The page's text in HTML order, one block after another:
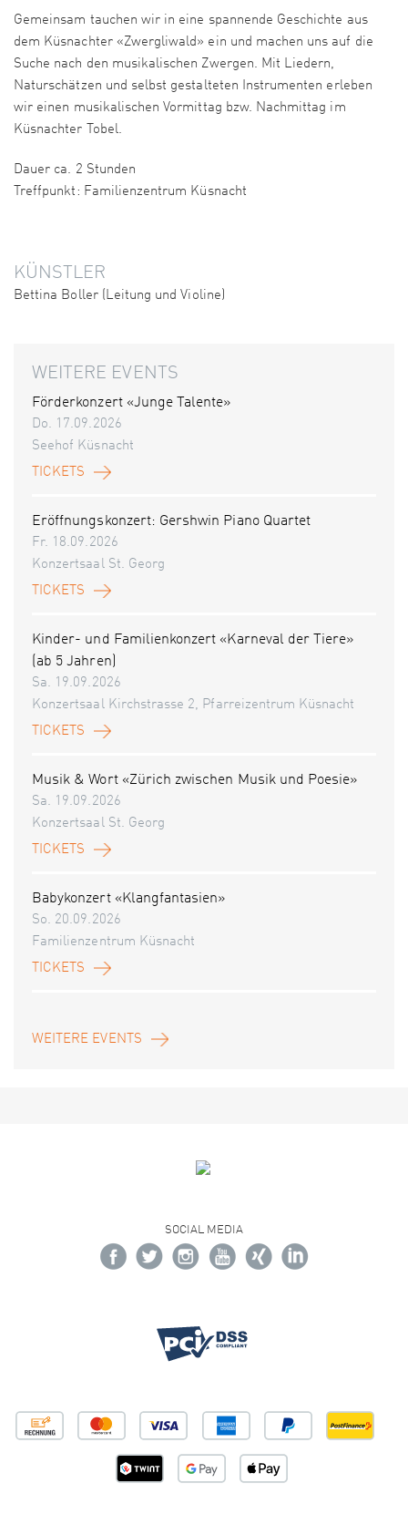
Gemeinsam tauchen wir in eine spannende Geschichte aus
dem Küsnachter «Zwergliwald» ein und machen uns auf die
Suche nach den musikalischen Zwergen. Mit Liedern,
Naturschätzen und selbst gestalteten Instrumenten erleben
wir einen musikalischen Vormittag bzw. Nachmittag im
Küsnachter Tobel.
Dauer ca. 2 Stunden
Treffpunkt: Familienzentrum Küsnacht
KÜNSTLER
Bettina Boller (Leitung und Violine)
WEITERE EVENTS
Förderkonzert «Junge Talente»
Do. 17.09.2026
Seehof Küsnacht
TICKETS
Eröffnungskonzert: Gershwin Piano Quartet
Fr. 18.09.2026
Konzertsaal St. Georg
TICKETS
Kinder- und Familienkonzert «Karneval der Tiere»
(ab 5 Jahren)
Sa. 19.09.2026
Konzertsaal Kirchstrasse 2, Pfarreizentrum Küsnacht
TICKETS
Musik & Wort «Zürich zwischen Musik und Poesie»
Sa. 19.09.2026
Konzertsaal St. Georg
TICKETS
Babykonzert «Klangfantasien»
So. 20.09.2026
Familienzentrum Küsnacht
TICKETS
WEITERE EVENTS
SOCIAL MEDIA